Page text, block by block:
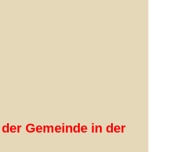
Gemeinde in der